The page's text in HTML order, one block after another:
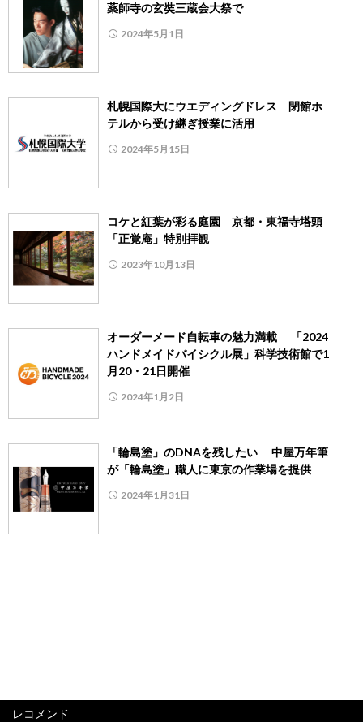
薬師寺の玄奘三蔵会大祭で
2024年5月1日
札幌国際大にウエディングドレス 閉館ホ
テルから受け継ぎ授業に活用
2024年5月15日
コケと紅葉が彩る庭園 京都・東福寺塔頭
「正覚庵」特別拝観
2023年10月13日
オーダーメード自転車の魅力満載 「2024
ハンドメイドバイシクル展」科学技術館で1
月20・21日開催
2024年1月2日
「輪島塗」のDNAを残したい 中屋万年筆
が「輪島塗」職人に東京の作業場を提供
2024年1月31日
レコメンド